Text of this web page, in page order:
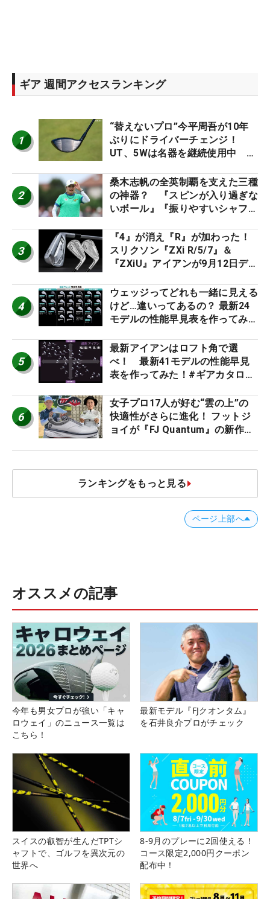
ギア 週間アクセスランキング
1
“替えないプロ”今平周吾が10年
ぶりにドライバーチェンジ！
UT、5Wは名器を継続使用中 #
2
桑木志帆の全英制覇を支えた三種
の神器？ 『スピンが入り過ぎな
いボール』『振りやすいシャフ
ー』 #女子プロセッティング
3
『4』が消え『R』が加わった！
スリクソン『ZXi R/5/7』＆
『ZXiU』アイアンが9月12日デ
4
ウェッジってどれも一緒に見える
けど…違いってあるの？ 最新24
モデルの性能早見表を作ってみ
5
最新アイアンはロフト角で選
べ！ 最新41モデルの性能早見
表を作ってみた！#ギアカタログ
6
女子プロ17人が好む“雲の上”の
快適性がさらに進化！ フットジ
ョイが『FJ Quantum』の新作を
ランキングをもっと見る
ページ上部へ
オススメの記事
今年も男女プロが強い「キャ
ロウェイ」のニュース一覧は
こちら！
最新モデル『FJクオンタム』
を石井良介プロがチェック
スイスの叡智が生んだTPTシ
ャフトで、ゴルフを異次元の
世界へ
8-9月のプレーに2回使える！
コース限定2,000円クーポン
配布中！